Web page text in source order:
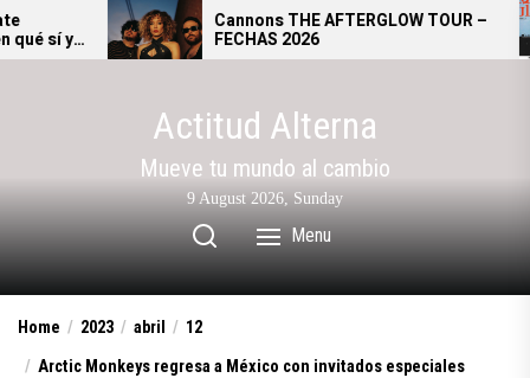
Skip
to
Cannons THE AFTERGLOW TOUR –
FECHAS 2026
Actitud Alterna
Mueve tu mundo al cambio
9 August 2026, Sunday
Menu
Home 2023 abril
12
Arctic Monkeys regresa a México con invitados especiales